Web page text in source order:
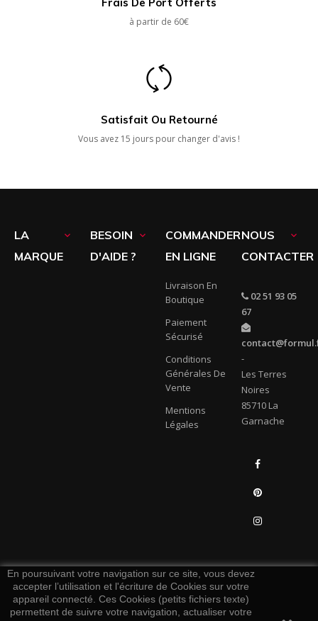
à partir de 60€
Satisfait Ou Retourné
Vous avez 15 jours pour changer d'avis !
LA
MARQUE

BESOIN
D'AIDE ?

COMMANDER
EN LIGNE
Livraison En
Boutique
Paiement
Sécurisé
Conditions
Générales De
Vente
Mentions
Légales
NOUS
CONTACTER

02 51 93 05
67
-
Les Terres
Noires
85710 La
Garnache
En poursuivant votre navigation sur ce site, vous devez
accepter l’utilisation et l'écriture de Cookies sur votre
appareil connecté. Ces Cookies (petits fichiers texte)
permettent de suivre votre navigation, actualiser votre